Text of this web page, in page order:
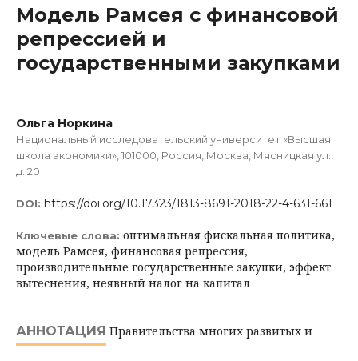
Модель Рамсея с финансовой
репрессией и
государственными закупками
Ольга Норкина
Национальный исследовательский университет «Высшая
школа экономики», 101000, Россия, Москва, Мясницкая ул.,
д. 20
DOI: https://doi.org/10.17323/1813-8691-2018-22-4-631-661
Ключевые слова: оптимальная фискальная политика,
модель Рамсея, финансовая репрессия,
производительные государственные закупки, эффект
вытеснения, неявный налог на капитал
АННОТАЦИЯ Правительства многих развитых и